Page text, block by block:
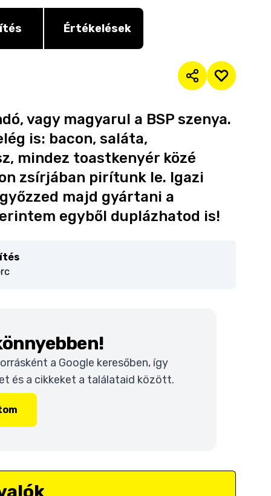
Értékelések
vagy magyarul a BSP szenya.
is: bacon, saláta,
mindez toastkenyér közé
zsírjában pirítunk le. Igazi
majd gyártani a
egyből duplázhatod is!
a Google keresőben, így
és a cikkeket a találataid között.